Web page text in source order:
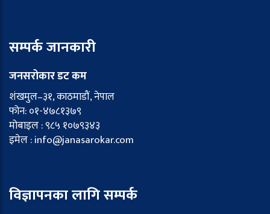
सम्पर्क जानकारी
जनसरोकार डट कम
शंखमुल–३१, काठमाडौं, नेपाल
फोन: ०१-४७८१३७९
मोबाइल : ९८५ १०७९३४३
इमेल : info@janasarokar.com
विज्ञापनका लागि सम्पर्क